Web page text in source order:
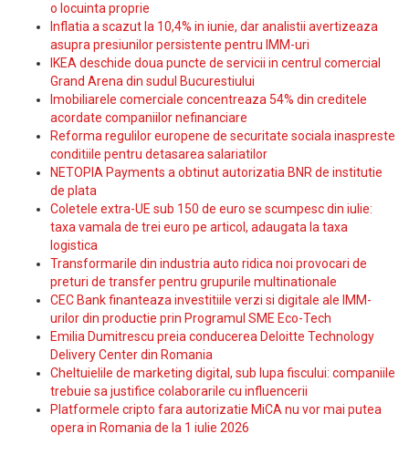
o locuinta proprie
Inflatia a scazut la 10,4% in iunie, dar analistii avertizeaza
asupra presiunilor persistente pentru IMM-uri
IKEA deschide doua puncte de servicii in centrul comercial
Grand Arena din sudul Bucurestiului
Imobiliarele comerciale concentreaza 54% din creditele
acordate companiilor nefinanciare
Reforma regulilor europene de securitate sociala inaspreste
conditiile pentru detasarea salariatilor
NETOPIA Payments a obtinut autorizatia BNR de institutie
de plata
Coletele extra-UE sub 150 de euro se scumpesc din iulie:
taxa vamala de trei euro pe articol, adaugata la taxa
logistica
Transformarile din industria auto ridica noi provocari de
preturi de transfer pentru grupurile multinationale
CEC Bank finanteaza investitiile verzi si digitale ale IMM-
urilor din productie prin Programul SME Eco-Tech
Emilia Dumitrescu preia conducerea Deloitte Technology
Delivery Center din Romania
Cheltuielile de marketing digital, sub lupa fiscului: companiile
trebuie sa justifice colaborarile cu influencerii
Platformele cripto fara autorizatie MiCA nu vor mai putea
opera in Romania de la 1 iulie 2026